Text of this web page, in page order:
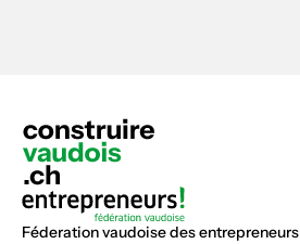
Féderation vaudoise des entrepreneurs